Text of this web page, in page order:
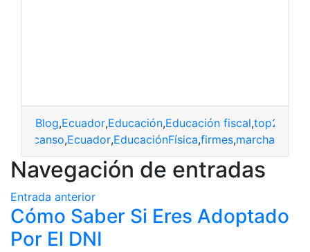
Blog,Ecuador,Educación,Educación fiscal,top2
descanso,Ecuador,EducaciónFísica,firmes,marcha
Navegación de entradas
Entrada anterior
Cómo Saber Si Eres Adoptado
Por El DNI